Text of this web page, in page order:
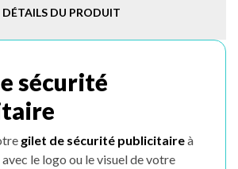
DÉTAILS DU PRODUIT
sécurité
gilet de sécurité publicitaireà
le logo ou le visuel de votre